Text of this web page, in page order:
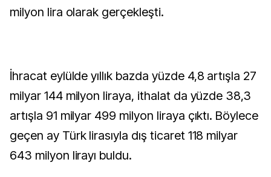
milyon lira olarak gerçekleşti.
İhracat eylülde yıllık bazda yüzde 4,8 artışla 27
milyar 144 milyon liraya, ithalat da yüzde 38,3
artışla 91 milyar 499 milyon liraya çıktı. Böylece
geçen ay Türk lirasıyla dış ticaret 118 milyar
643 milyon lirayı buldu.